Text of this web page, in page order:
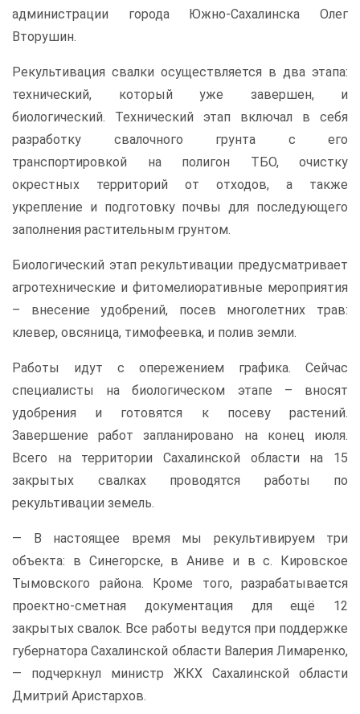
администрации города Южно-Сахалинска Олег
Вторушин.
Рекультивация свалки осуществляется в два этапа:
технический, который уже завершен, и
биологический. Технический этап включал в себя
разработку свалочного грунта с его
транспортировкой на полигон ТБО, очистку
окрестных территорий от отходов, а также
укрепление и подготовку почвы для последующего
заполнения растительным грунтом.
Биологический этап рекультивации предусматривает
агротехнические и фитомелиоративные мероприятия
– внесение удобрений, посев многолетних трав:
клевер, овсяница, тимофеевка, и полив земли.
Работы идут с опережением графика. Сейчас
специалисты на биологическом этапе – вносят
удобрения и готовятся к посеву растений.
Завершение работ запланировано на конец июля.
Всего на территории Сахалинской области на 15
закрытых свалках проводятся работы по
рекультивации земель.
— В настоящее время мы рекультивируем три
объекта: в Синегорске, в Аниве и в с. Кировское
Тымовского района. Кроме того, разрабатывается
проектно-сметная документация для ещё 12
закрытых свалок. Все работы ведутся при поддержке
губернатора Сахалинской области Валерия Лимаренко,
— подчеркнул министр ЖКХ Сахалинской области
Дмитрий Аристархов.